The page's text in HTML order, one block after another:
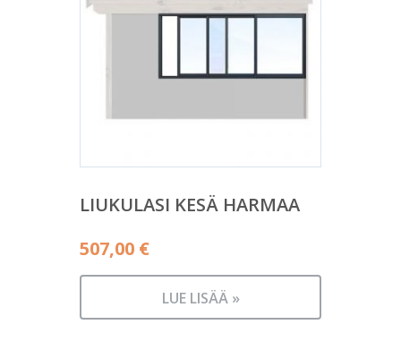
LIUKULASI KESÄ HARMAA
507,00 €
LUE LISÄÄ »